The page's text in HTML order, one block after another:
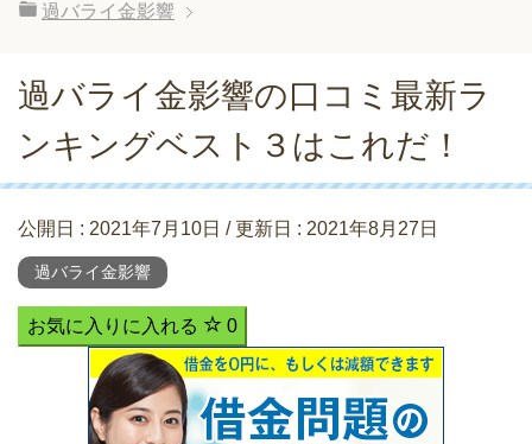
過バライ金影響
過バライ金影響の口コミ最新ラ
ンキングベスト３はこれだ！
公開日 : 2021年7月10日 / 更新日 : 2021年8月27日
過バライ金影響
お気に入りに入れる 0